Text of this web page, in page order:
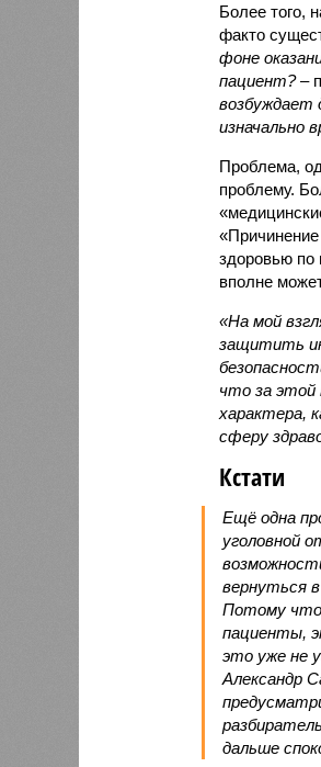
Более того,
факто
фоне
пациент?–
возбуждает
изначально
Проблема,
проблему.
«Причинение
здоровью по
вполне
«На мой
защитить
что за этой
характера,
сферу
Кстати
Ещё одна
уголовной
вернуться
Потому что
пациенты,
это уже не
Александр
дальше